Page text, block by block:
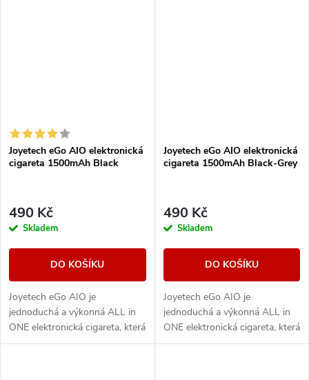
Joyetech eGo AIO elektronická
cigareta 1500mAh Black
490 Kč
Skladem
DO KOŠÍKU
Joyetech eGo AIO je
jednoduchá a výkonná ALL in
ONE elektronická cigareta, která
svými vlastnostmi uspokojí jak
Joyetech eGo AIO elektronická
cigareta 1500mAh Black-Grey
490 Kč
Skladem
DO KOŠÍKU
Joyetech eGo AIO je
jednoduchá a výkonná ALL in
ONE elektronická cigareta, která
svými vlastnostmi uspokojí jak